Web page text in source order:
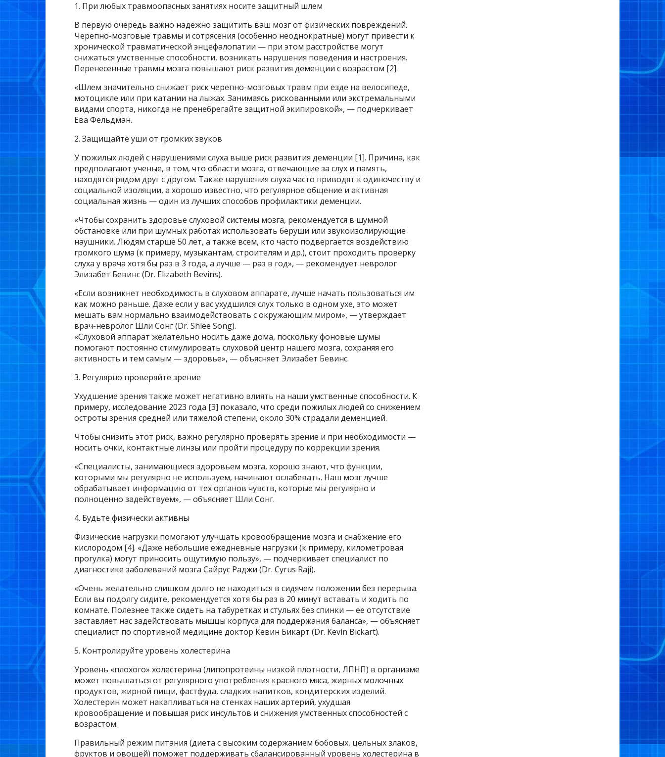
1. При любых травмоопасных занятиях носите защитный шлем
В первую очередь важно надежно защитить ваш мозг от физических повреждений.
Черепно-мозговые травмы и сотрясения (особенно неоднократные) могут привести к
хронической травматической энцефалопатии — при этом расстройстве могут
снижаться умственные способности, возникать нарушения поведения и настроения.
Перенесенные травмы мозга повышают риск развития деменции с возрастом [2].
«Шлем значительно снижает риск черепно-мозговых травм при езде на велосипеде,
мотоцикле или при катании на лыжах. Занимаясь рискованными или экстремальными
видами спорта, никогда не пренебрегайте защитной экипировкой», — подчеркивает
Ева Фельдман.
2. Защищайте уши от громких звуков
У пожилых людей с нарушениями слуха выше риск развития деменции [1]. Причина, как
предполагают ученые, в том, что области мозга, отвечающие за слух и память,
находятся рядом друг с другом. Также нарушения слуха часто приводят к одиночеству и
социальной изоляции, а хорошо известно, что регулярное общение и активная
социальная жизнь — один из лучших способов профилактики деменции.
«Чтобы сохранить здоровье слуховой системы мозга, рекомендуется в шумной
обстановке или при шумных работах использовать беруши или звукоизолирующие
наушники. Людям старше 50 лет, а также всем, кто часто подвергается воздействию
громкого шума (к примеру, музыкантам, строителям и др.), стоит проходить проверку
слуха у врача хотя бы раз в 3 года, а лучше — раз в год», — рекомендует невролог
Элизабет Бевинс (Dr. Elizabeth Bevins).
«Если возникнет необходимость в слуховом аппарате, лучше начать пользоваться им
как можно раньше. Даже если у вас ухудшился слух только в одном ухе, это может
мешать вам нормально взаимодействовать с окружающим миром», — утверждает
врач-невролог Шли Сонг (Dr. Shlee Song).
«Слуховой аппарат желательно носить даже дома, поскольку фоновые шумы
помогают постоянно стимулировать слуховой центр нашего мозга, сохраняя его
активность и тем самым — здоровье», — объясняет Элизабет Бевинс.
3. Регулярно проверяйте зрение
Ухудшение зрения также может негативно влиять на наши умственные способности. К
примеру, исследование 2023 года [3] показало, что среди пожилых людей со снижением
остроты зрения средней или тяжелой степени, около 30% страдали деменцией.
Чтобы снизить этот риск, важно регулярно проверять зрение и при необходимости —
носить очки, контактные линзы или пройти процедуру по коррекции зрения.
«Специалисты, занимающиеся здоровьем мозга, хорошо знают, что функции,
которыми мы регулярно не используем, начинают ослабевать. Наш мозг лучше
обрабатывает информацию от тех органов чувств, которые мы регулярно и
полноценно задействуем», — объясняет Шли Сонг.
4. Будьте физически активны
Физические нагрузки помогают улучшать кровообращение мозга и снабжение его
кислородом [4]. «Даже небольшие ежедневные нагрузки (к примеру, километровая
прогулка) могут приносить ощутимую пользу», — подчеркивает специалист по
диагностике заболеваний мозга Сайрус Раджи (Dr. Cyrus Raji).
«Очень желательно слишком долго не находиться в сидячем положении без перерыва.
Если вы подолгу сидите, рекомендуется хотя бы раз в 20 минут вставать и ходить по
комнате. Полезнее также сидеть на табуретках и стульях без спинки — ее отсутствие
заставляет нас задействовать мышцы корпуса для поддержания баланса», — объясняет
специалист по спортивной медицине доктор Кевин Бикарт (Dr. Kevin Bickart).
5. Контролируйте уровень холестерина
Уровень «плохого» холестерина (липопротеины низкой плотности, ЛПНП) в организме
может повышаться от регулярного употребления красного мяса, жирных молочных
продуктов, жирной пищи, фастфуда, сладких напитков, кондитерских изделий.
Холестерин может накапливаться на стенках наших артерий, ухудшая
кровообращение и повышая риск инсультов и снижения умственных способностей с
возрастом.
Правильный режим питания (диета с высоким содержанием бобовых, цельных злаков,
фруктов и овощей) поможет поддерживать сбалансированный уровень холестерина в